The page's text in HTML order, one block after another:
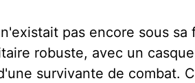
pas encore sous
robuste, avec un
survivante de combat.